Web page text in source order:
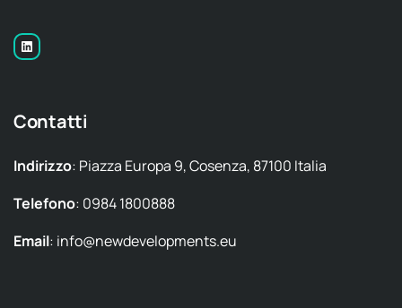
Contatti
Indirizzo: Piazza Europa 9, Cosenza, 87100 Italia
Telefono: 0984 1800888
Email: info@newdevelopments.eu